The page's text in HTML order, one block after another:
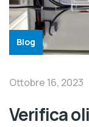
Blog
Ottobre 16, 2023
Verifica